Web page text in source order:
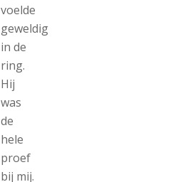
voelde
geweldig
in de
ring.
Hij
was
de
hele
proef
bij mij.